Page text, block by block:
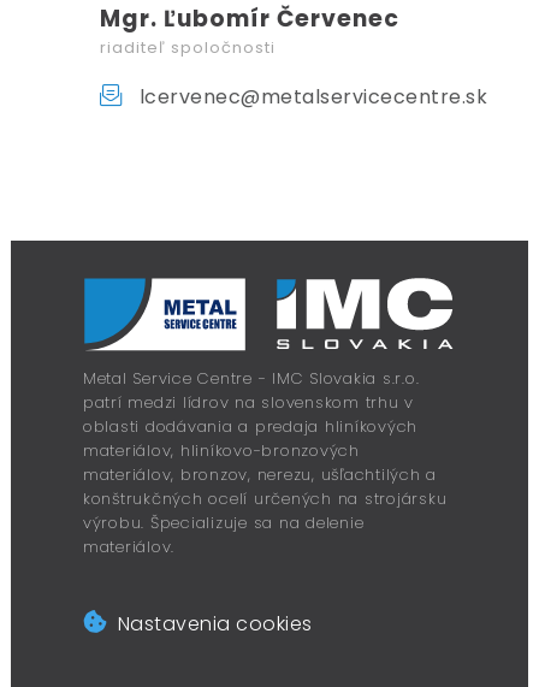
Mgr. Ľubomír Červenec
riaditeľ spoločnosti
lcervenec@metalservicecentre.sk
Metal Service Centre - IMC Slovakia s.r.o.
patrí medzi lídrov na slovenskom trhu v
oblasti dodávania a predaja hliníkových
materiálov, hliníkovo-bronzových
materiálov, bronzov, nerezu, ušľachtilých a
konštrukčných ocelí určených na strojársku
výrobu. Špecializuje sa na delenie
materiálov.
Nastavenia cookies